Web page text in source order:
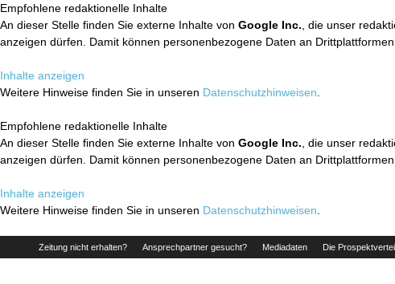
Empfohlene redaktionelle Inhalte
An dieser Stelle finden Sie externe Inhalte von Google Inc. , die unser
anzeigen dürfen. Damit können personenbezogene Daten an
Inhalte anzeigen
Weitere Hinweise finden Sie in unseren Datenschutzhinweisen
Empfohlene redaktionelle Inhalte
An dieser Stelle finden Sie externe Inhalte von Google Inc. , die unser
anzeigen dürfen. Damit können personenbezogene Daten an
Inhalte anzeigen
Weitere Hinweise finden Sie in unseren Datenschutzhinweisen
Zeitung nicht erhalten? Ansprechpartner gesucht? Mediadaten Die